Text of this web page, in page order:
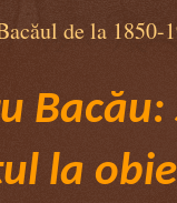
de la 1850-
la